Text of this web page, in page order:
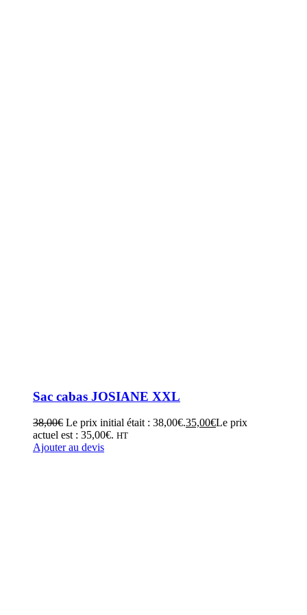
Sac cabas JOSIANE XXL
38,00€ Le prix initial était : 38,00€.35,00€Le prix
actuel est : 35,00€. HT
Ajouter au devis